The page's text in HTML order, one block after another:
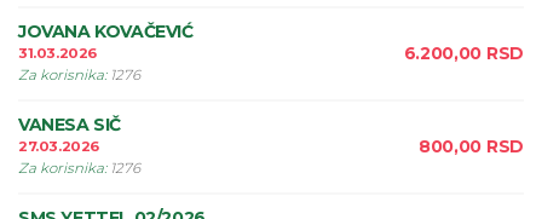
JOVANA KOVAČEVIĆ
31.03.2026
Za korisnika: 1276
6.200,00 RSD
VANESA SIČ
27.03.2026
Za korisnika: 1276
800,00 RSD